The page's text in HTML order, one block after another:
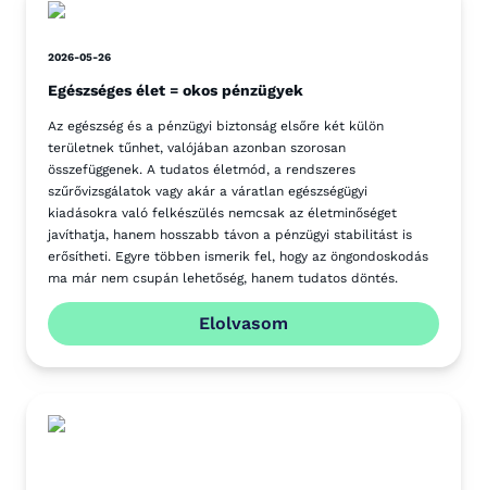
2026-05-26
Egészséges élet = okos pénzügyek
Az egészség és a pénzügyi biztonság elsőre két külön
területnek tűnhet, valójában azonban szorosan
összefüggenek. A tudatos életmód, a rendszeres
szűrővizsgálatok vagy akár a váratlan egészségügyi
kiadásokra való felkészülés nemcsak az életminőséget
javíthatja, hanem hosszabb távon a pénzügyi stabilitást is
erősítheti. Egyre többen ismerik fel, hogy az öngondoskodás
ma már nem csupán lehetőség, hanem tudatos döntés.
Elolvasom